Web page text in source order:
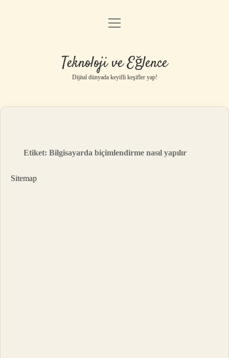
Anasayfa
Yasal Uyarı
menüyü
Teknoloji ve Eğlence
Dijital dünyada keyifli keşifler yap!
Etiket:Bilgisayarda biçimlendirme nasıl yapılır
Sitemap